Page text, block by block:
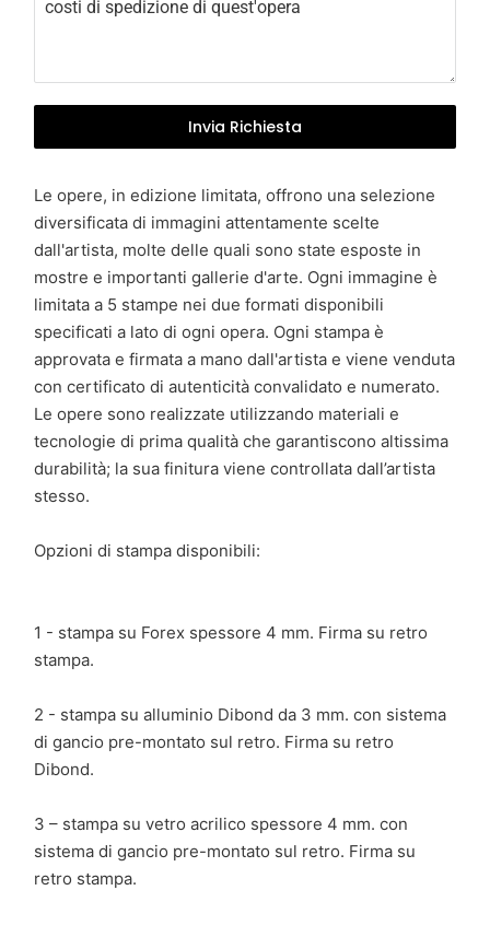
9
Invia Richiesta
Le opere, in edizione limitata, offrono una selezione
diversificata di immagini attentamente scelte
dall'artista, molte delle quali sono state esposte in
mostre e importanti gallerie d'arte. Ogni immagine è
limitata a 5 stampe nei due formati disponibili
specificati a lato di ogni opera. Ogni stampa è
approvata e firmata a mano dall'artista e viene venduta
con certificato di autenticità convalidato e numerato.
Le opere sono realizzate utilizzando materiali e
tecnologie di prima qualità che garantiscono altissima
durabilità; la sua finitura viene controllata dall’artista
stesso.
Opzioni di stampa disponibili:
1 - stampa su Forex spessore 4 mm. Firma su retro
stampa.
2 - stampa su alluminio Dibond da 3 mm. con sistema
di gancio pre-montato sul retro. Firma su retro
Dibond.
3 – stampa su vetro acrilico spessore 4 mm. con
sistema di gancio pre-montato sul retro. Firma su
retro stampa.